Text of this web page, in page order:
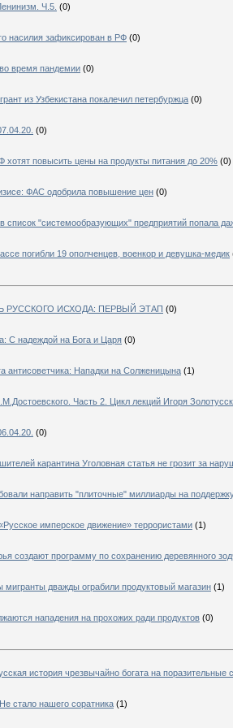
Ч.5. (0)
насилия зафиксирован в РФ (0)
время пандемии (0)
из Узбекистана покалечил петербуржца (0)
(0)
хотят повысить цены на продукты питания до 20% (0)
ФАС одобрила повышение цен (0)
список "системообразующих" предприятий попала
погибли 19 ополченцев, военкор и девушка-медик
РУССКОГО ИСХОДА: ПЕРВЫЙ ЭТАП (0)
С надеждой на Бога и Царя (0)
антисоветчика: Нападки на Солженицына (1)
Часть 2. Цикл лекций Игоря
(0)
карантина Уголовная статья не грозит за
направить "плиточные" миллиарды на
имперское движение» террористами (1)
создают программу по сохранению деревянного
мигранты дважды ограбили продуктовый магазин (1)
нападения на прохожих ради продуктов (0)
история чрезвычайно богата на поразительные
стало нашего соратника (1)